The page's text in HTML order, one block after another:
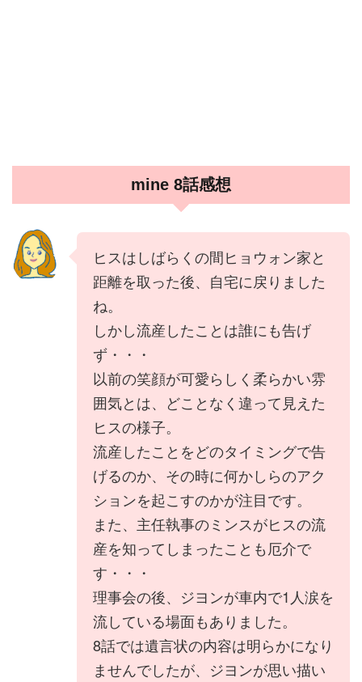
mine 8話感想
ヒスはしばらくの間ヒョウォン家と
距離を取った後、自宅に戻りました
ね。
しかし流産したことは誰にも告げ
ず・・・
以前の笑顔が可愛らしく柔らかい雰
囲気とは、どことなく違って見えた
ヒスの様子。
流産したことをどのタイミングで告
げるのか、その時に何かしらのアク
ションを起こすのかが注目です。
また、主任執事のミンスがヒスの流
産を知ってしまったことも厄介で
す・・・
理事会の後、ジヨンが車内で1人涙を
流している場面もありました。
8話では遺言状の内容は明らかになり
ませんでしたが、ジヨンが思い描い